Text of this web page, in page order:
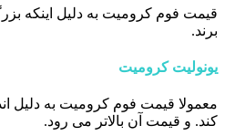
قیمت فوم کرومیت به دلیل اینکه
برند.
یونولیت کرومیت
معمولا قیمت فوم کرومیت به دلیل
کند. و قیمت آن بالاتر می رود.